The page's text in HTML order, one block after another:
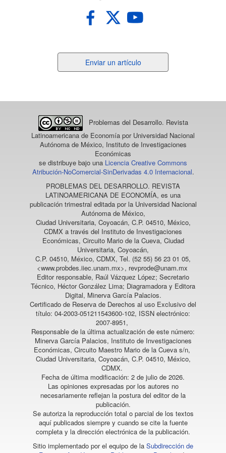
10.2139/ssrn.3443719
Siguiendo a los cheques: prácticas financieras entre lo
legal y lo ilegal en las financieras de la Ciudad de
un
Enviar un artículo
Problemas del Desarrollo. Revista
Latinoamericana de Economía por Universidad Nacional
Autónoma de México, Instituto de Investigaciones
Económicas
se distribuye bajo una Licencia Creative Commons
Atribución-NoComercial-SinDerivadas 4.0 Internacional.
PROBLEMAS DEL DESARROLLO. REVISTA
LATINOAMERICANA DE ECONOMÍA, es una
publicación trimestral editada por la Universidad Nacional
Autónoma de México,
Ciudad Universitaria, Coyoacán, C.P. 04510, México,
CDMX a través del Instituto de Investigaciones
Económicas, Circuito Mario de la Cueva, Ciudad
Universitaria, Coyoacán,
C.P. 04510, México, CDMX, Tel. (52 55) 56 23 01 05,
<www.probdes.iiec.unam.mx>, revprode@unam.mx
Editor responsable, Raúl Vázquez López; Secretario
Técnico, Héctor González Lima; Diagramadora y Editora
Digital, Minerva García Palacios.
Certificado de Reserva de Derechos al uso Exclusivo del
título: 04-2003-051211543600-102, ISSN electrónico:
2007-8951,
Responsable de la última actualización de este número:
Minerva García Palacios, Instituto de Investigaciones
Económicas, Circuito Maestro Mario de la Cueva s/n,
Ciudad Universitaria, Coyoacán, C.P. 04510, México,
CDMX.
Fecha de última modificación: 2 de julio de 2026.
Las opiniones expresadas por los autores no
necesariamente reflejan la postura del editor de la
publicación.
Se autoriza la reproducción total o parcial de los textos
aquí publicados siempre y cuando se cite la fuente
completa y la dirección electrónica de la publicación.
Sitio implementado por el equipo de la Subdirección de